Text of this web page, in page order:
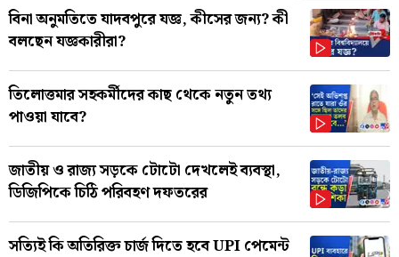
বিনা অনুমতিতে যাদবপুরে যজ্ঞ, কীসের জন্য? কী
বলছেন যজ্ঞকারীরা?
তিলোত্তমার সহকর্মীদের কাছ থেকে নতুন তথ্য
পাওয়া যাবে?
জাতীয় ও রাজ্য সড়কে টোটো দেখলেই ব্যবস্থা,
ডিজিপিকে চিঠি পরিবহণ দফতরের
সত্যিই কি অতিরিক্ত চার্জ দিতে হবে UPI পেমেন্ট